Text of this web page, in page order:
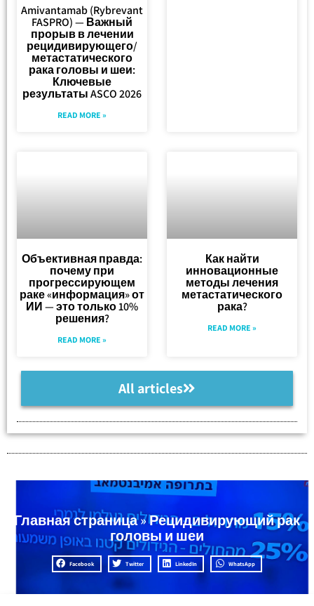
Amivantamab (Rybrevant
FASPRO) — Важный
прорыв в лечении
рецидивирующего/
метастатического
рака головы и шеи:
Ключевые
результаты ASCO 2026
READ MORE »
Объективная правда:
почему при
прогрессирующем
раке «информация» от
ИИ — это только 10%
решения?
READ MORE »
Как найти
инновационные
методы лечения
метастатического
рака?
READ MORE »
All articles
Главная страница»Рецидивирующий рак
головы и шеи
Facebook Twitter LinkedIn WhatsApp